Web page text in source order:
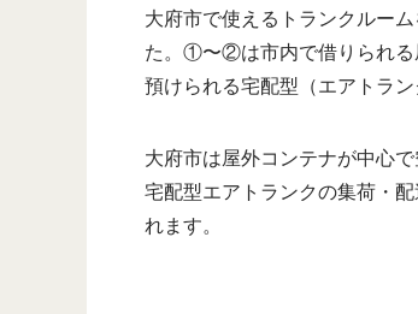
大府市で使えるトランクルー
た。①〜②は市内で借りられ
預けられる宅配型（エアトラ
大府市は屋外コンテナが中心
宅配型エアトランクの集荷・
れます。